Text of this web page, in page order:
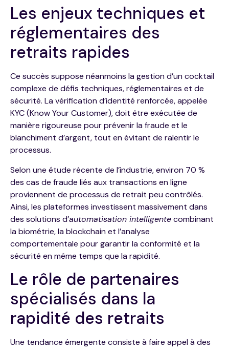
Les enjeux techniques et
réglementaires des
retraits rapides
Ce succès suppose néanmoins la gestion d’un cocktail
complexe de défis techniques, réglementaires et de
sécurité. La vérification d’identité renforcée, appelée
KYC (Know Your Customer), doit être exécutée de
manière rigoureuse pour prévenir la fraude et le
blanchiment d’argent, tout en évitant de ralentir le
processus.
Selon une étude récente de l’industrie, environ 70 %
des cas de fraude liés aux transactions en ligne
proviennent de processus de retrait peu contrôlés.
Ainsi, les plateformes investissent massivement dans
des solutions d’automatisation intelligentecombinant
la biométrie, la blockchain et l’analyse
comportementale pour garantir la conformité et la
sécurité en même temps que la rapidité.
Le rôle de partenaires
spécialisés dans la
rapidité des retraits
Une tendance émergente consiste à faire appel à des